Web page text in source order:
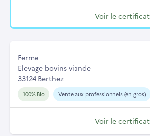
Voir le certificat
Ferme
Elevage bovins viande
33124 Berthez
100% Bio Vente aux professionnels (en gros)
Voir le certificat